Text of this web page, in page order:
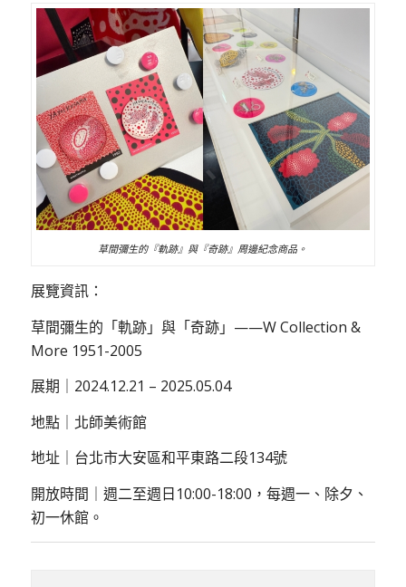
草間彌生的『軌跡』與『奇跡』周邊紀念商品。
展覽資訊：
草間彌生的「軌跡」與「奇跡」——W Collection &
More 1951-2005
展期｜2024.12.21 – 2025.05.04
地點｜北師美術館
地址｜台北市大安區和平東路二段134號
開放時間｜週二至週日10:00-18:00，每週一、除夕、
初一休館。